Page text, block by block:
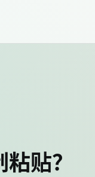
贴？